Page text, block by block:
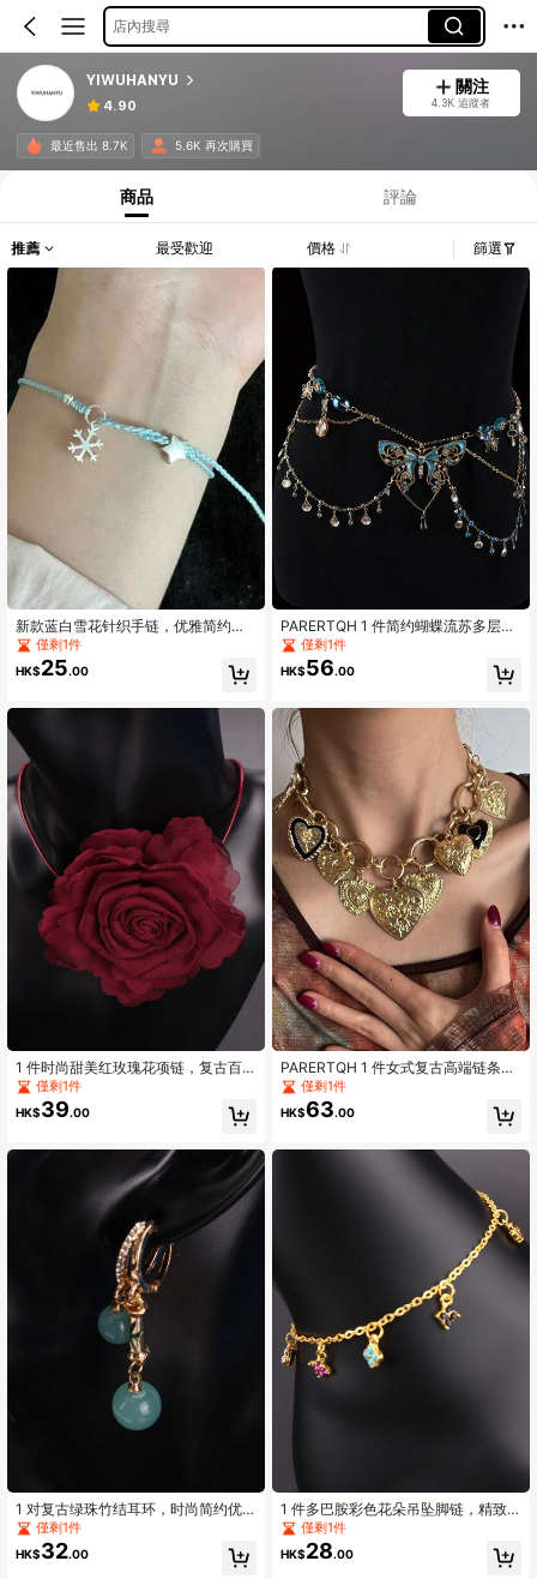
店內搜尋
YIWUHANYU
4.90
關注
4.3K 追蹤者
最近售出 8.7K 5.6K 再次購買
商品 評論
推薦 最受歡迎 價格 篩選
新款蓝白雪花针织手链，优雅简约的
森系配饰
僅剩1件
HK$25.00
1 件时尚甜美红玫瑰花项链，复古百
搭打结腰绳，简约配饰
僅剩1件
HK$39.00
1 对复古绿珠竹结耳环，时尚简约优
雅百搭耳环
僅剩1件
HK$32.00
PARERTQH 1 件简约蝴蝶流苏多层串
珠腰链，独特优雅性感腰饰礼物，适
合女性，派对配饰
僅剩1件
HK$56.00
PARERTQH 1 件女式复古高端链条金
属心形吊坠项链
僅剩1件
HK$63.00
1 件多巴胺彩色花朵吊坠脚链，精致
优雅高端奢华多层脚链，适合女士
僅剩1件
HK$28.00